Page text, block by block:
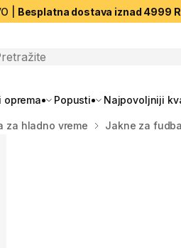
| Besplatna dostava iznad 4999
search
oprema Popusti Najpovoljniji
za hladno vreme Jakne za